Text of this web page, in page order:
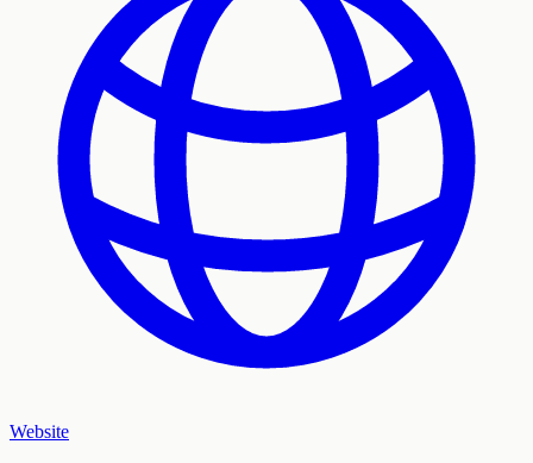
Website